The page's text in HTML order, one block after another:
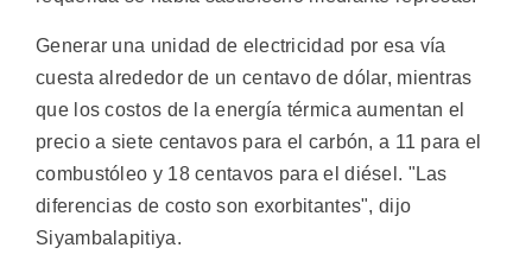
Generar una unidad de electricidad por esa vía
cuesta alrededor de un centavo de dólar, mientras
que los costos de la energía térmica aumentan el
precio a siete centavos para el carbón, a 11 para el
combustóleo y 18 centavos para el diésel. "Las
diferencias de costo son exorbitantes", dijo
Siyambalapitiya.